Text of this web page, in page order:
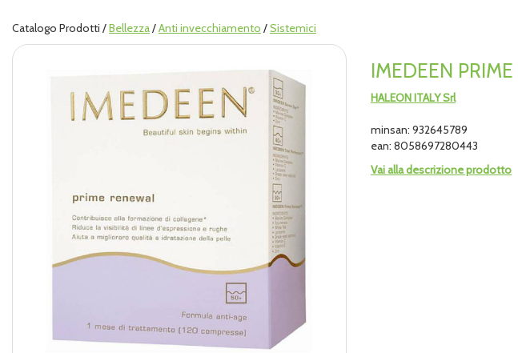
Catalogo Prodotti /Bellezza/Anti invecchiamento /Sistemici
IMEDEEN
HALEON ITALY Srl
minsan: 932645789
ean: 8058697280443
Vai alla descrizione prodotto